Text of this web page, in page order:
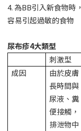
4. 為BB引入新食物時
容易引起過敏的食物
尿布疹4大類型
刺激型
成因
由於皮膚
長時間與
尿液、糞
便接觸，
排泄物中